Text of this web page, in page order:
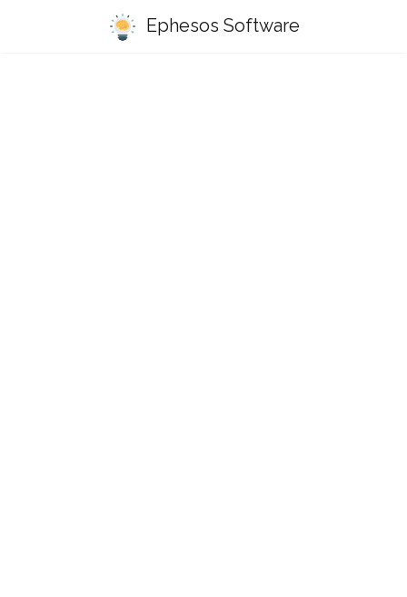
Ephesos Software